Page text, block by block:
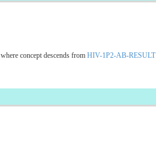
where concept descends from HIV-1P2-AB-RESULT